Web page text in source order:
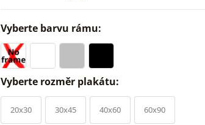
Vyberte barvu rámu:
Vyberte rozměr plakátu:
20x30 30x45 40x60 60x90